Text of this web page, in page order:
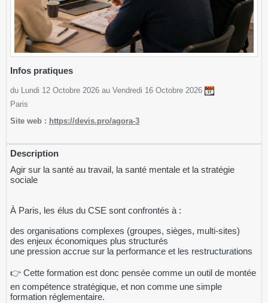
Infos pratiques
du Lundi 12 Octobre 2026 au Vendredi 16 Octobre 2026
Paris
Site web : https://devis.pro/agora-3
Description
Agir sur la santé au travail, la santé mentale et la stratégie
sociale
À Paris, les élus du CSE sont confrontés à :
des organisations complexes (groupes, sièges, multi-sites)
des enjeux économiques plus structurés
une pression accrue sur la performance et les restructurations
👉 Cette formation est donc pensée comme un outil de montée
en compétence stratégique, et non comme une simple
formation réglementaire.